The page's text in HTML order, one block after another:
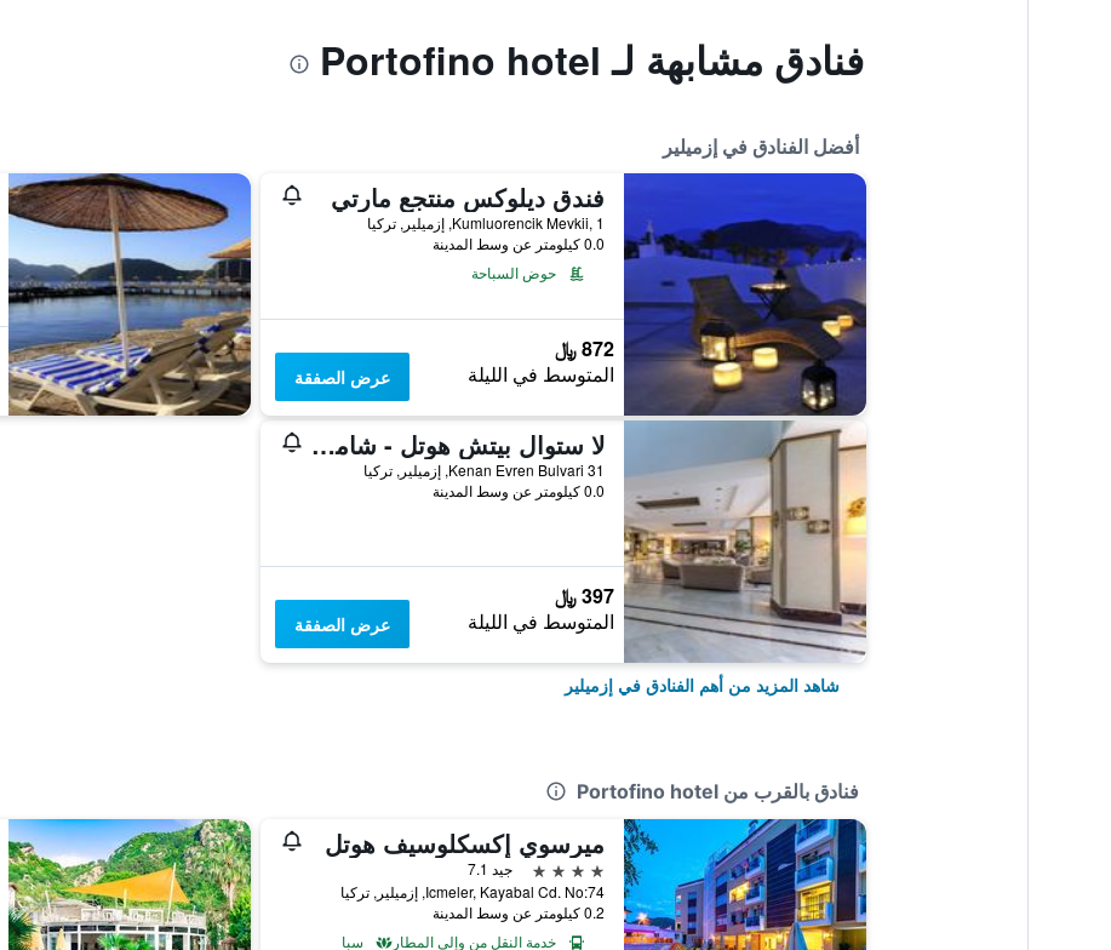
فنادق مشابهة لـ Portofino hotel
أفضل الفنادق في إزميلير
فندق ديلوكس منتجع مارتي
Kumluorencik Mevkii, 1, إزميلير, تركيا
0.0 كيلومتر عن وسط المدينة
حوض السباحة
872 ﷼
المتوسط في الليلة عرض الصفقة
لا ستوال بيتش هوتل - شامامل جميع الخدمات
Kenan Evren Bulvari 31, إزميلير, تركيا
0.0 كيلومتر عن وسط المدينة
397 ﷼
المتوسط في الليلة عرض الصفقة
شاهد المزيد من أهم الفنادق في إزميلير
فنادق بالقرب من Portofino hotel
ميرسوي إكسكلوسيف هوتل
4 نجوم
جيد 7.1
Icmeler, Kayabal Cd. No:74, إزميلير, تركيا
0.2 كيلومتر عن وسط المدينة
خدمة النقل من وإلى المطار
سبا